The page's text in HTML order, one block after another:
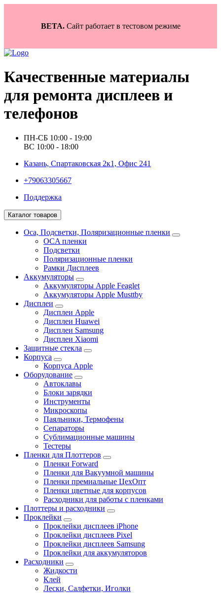
BETA.Сайт работает в тестовом режиме
Качественные материалы
для ремонта дисплеев и
телефонов
ПН-СБ 10:00 - 19:00
ВС 10:00 - 18:00
Казань, Спартаковская 2к1, Офис 241
+79063305667
Поддержка
Каталог товаров
Oca, Подсветки, Поляризационные пленки
OCA пленки
Подсветки
Поляризационные пленки
Рамки Дисплеев
Аккумуляторы
Аккумуляторы Apple Feaglet
Аккумуляторы Apple Musttby
Дисплеи
Дисплеи Apple
Дисплеи Huawei
Дисплеи Samsung
Дисплеи Xiaomi
Защитные стекла
Корпуса
Корпуса Apple
Оборудование
Автоклавы
Блоки зарядки
Инструменты
Микроскопы
Паяльники, Термофены
Сепараторы
Сублимационные машины
Тестеры
Пленки для Плоттеров
Пленки Forward
Пленки для Вакуумной машины
Пленки премиальные ЦехОпт
Пленки цветные для корпусов
Расходники для работы с пленками
Плоттеры и расходники
Проклейки
Проклейки дисплеев iPhone
Проклейки дисплеев Pixel
Проклейки дисплеев Samsung
Проклейки для аккумуляторов
Расходники
Жидкости
Клей
Лески, Салфетки, Иголки